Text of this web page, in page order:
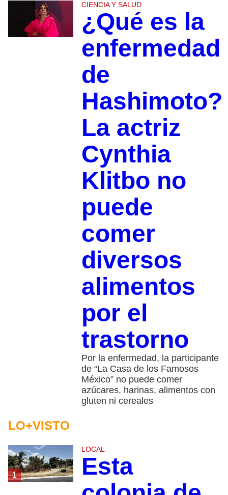
CIENCIA Y SALUD
¿Qué es la
enfermedad
de
Hashimoto?
La actriz
Cynthia
Klitbo no
puede
comer
diversos
alimentos
por el
trastorno
Por la enfermedad, la participante
de “La Casa de los Famosos
México” no puede comer
azúcares, harinas, alimentos con
gluten ni cereales
LO+VISTO
1
LOCAL
Esta